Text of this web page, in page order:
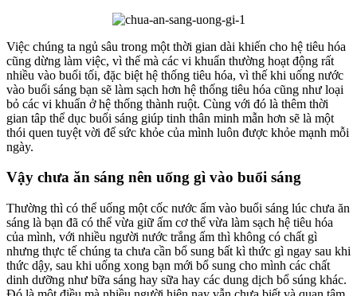
Việc chúng ta ngủ sâu trong một thời gian dài khiến cho hệ tiêu hóa
cũng dừng làm việc, vì thế mà các vi khuẩn thường hoạt động rất
nhiều vào buổi tối, đặc biệt hệ thống tiêu hóa, vì thế khi uống nước
vào buổi sáng bạn sẽ làm sạch hơn hệ thống tiêu hóa cũng như loại
bỏ các vi khuẩn ở hệ thống thành ruột. Cùng với đó là thêm thời
gian tâp thể dục buổi sáng giúp tinh thân minh mẫn hơn sẽ là một
thói quen tuyệt vời để sức khỏe của mình luôn được khỏe mạnh mỗi
ngày.
Vậy chưa ăn sáng nên uống gì vào buổi sáng
Thường thì có thể uống một cốc nước ấm vào buổi sáng lúc chưa ăn
sáng là bạn đã có thể vừa giữ ấm cơ thể vừa làm sạch hệ tiêu hóa
của mình, với nhiều người nước trắng ấm thì không có chất gì
nhưng thực tế chúng ta chưa cần bổ sung bất kì thức gì ngay sau khi
thức dậy, sau khi uống xong bạn mới bổ sung cho mình các chất
dinh dưỡng như bữa sáng hay sữa hay các dung dịch bổ súng khác.